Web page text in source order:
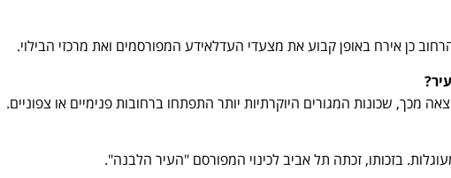
כן אירח באופן קבוע את מצעדי העדלאידע המפורסמים ואת מרכזי הבילוי.
מכך, שכונות המגורים היוקרתיות יותר התפתחו ברחובות פנימיים או צפוניים.
בזכותו, זכתה תל אביב לכינוי המפורסם "העיר הלבנה".